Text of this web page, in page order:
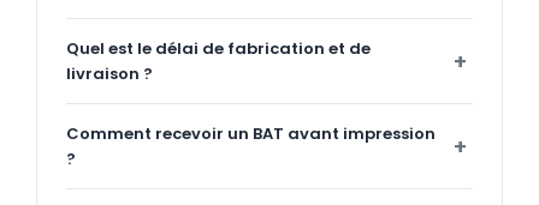
Quel est le délai de fabrication et de
livraison ?
Comment recevoir un BAT avant impression
?